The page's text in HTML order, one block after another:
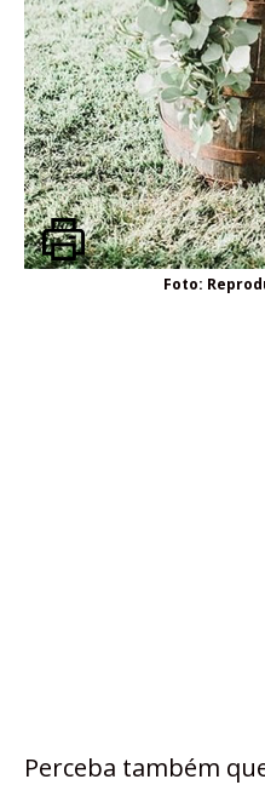
Foto:
Perceba também